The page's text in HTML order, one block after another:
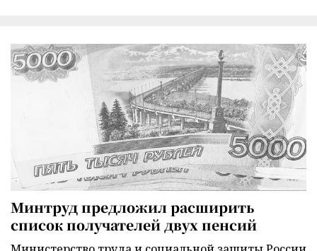
Минтруд предложил расширить
список получателей двух пенсий